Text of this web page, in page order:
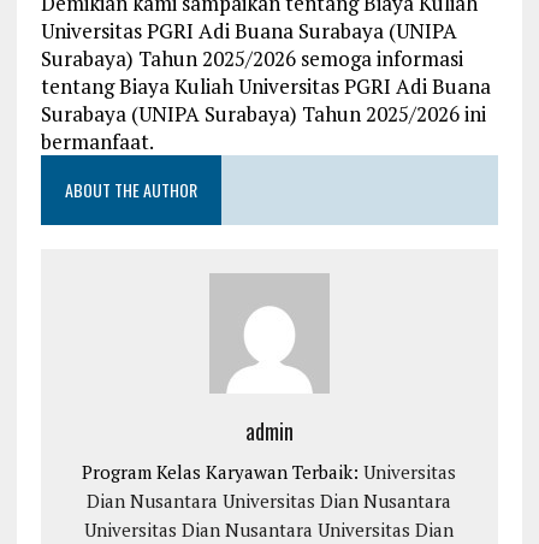
Universitas PGRI Adi Buana Surabaya (UNIPA
Surabaya) Tahun 2025/2026 semoga informasi
tentang Biaya Kuliah Universitas PGRI Adi Buana
Surabaya (UNIPA Surabaya) Tahun 2025/2026 ini
bermanfaat.
ABOUT THE AUTHOR
admin
Program Kelas Karyawan Terbaik:Universitas
Dian Nusantara Universitas Dian Nusantara
Universitas Dian Nusantara Universitas Dian